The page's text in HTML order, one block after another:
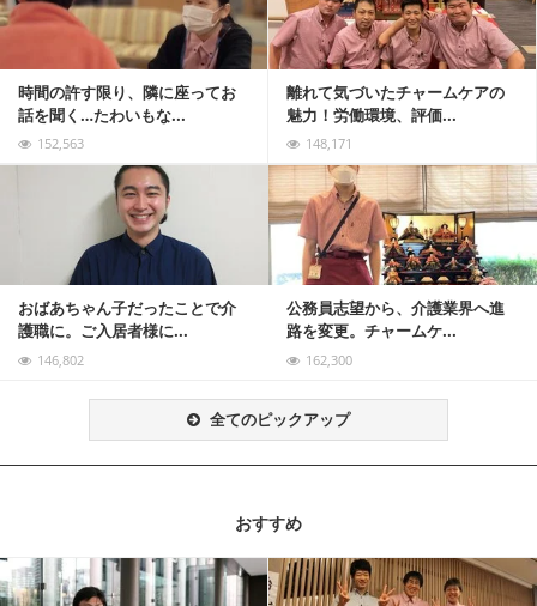
時間の許す限り、隣に座ってお
話を聞く…たわいもな...
152,563
離れて気づいたチャームケアの
魅力！労働環境、評価...
148,171
おばあちゃん子だったことで介
護職に。ご入居者様に...
146,802
公務員志望から、介護業界へ進
路を変更。チャームケ...
162,300
全てのピックアップ
おすすめ
記事を読む